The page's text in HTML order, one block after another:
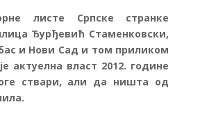
листе Српске странке
Ђурђевић Стаменковски,
и Нови Сад и том приликом
актуелна власт 2012. године
ствари, али да ништа од